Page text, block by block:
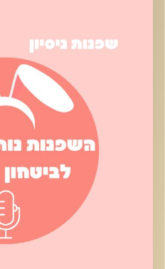
שחר קידר וגל